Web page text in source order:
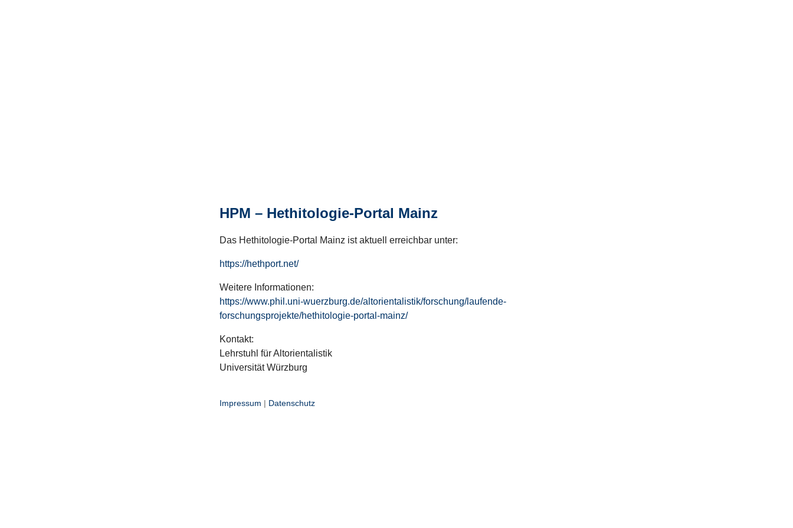
HPM – Hethitologie-Portal Mainz
Das Hethitologie-Portal Mainz ist aktuell erreichbar unter:
https://hethport.net/
Weitere Informationen:
https://www.phil.uni-wuerzburg.de/altorientalistik/forschung/laufende-
forschungsprojekte/hethitologie-portal-mainz/
Kontakt:
Lehrstuhl für Altorientalistik
Universität Würzburg
Impressum | Datenschutz